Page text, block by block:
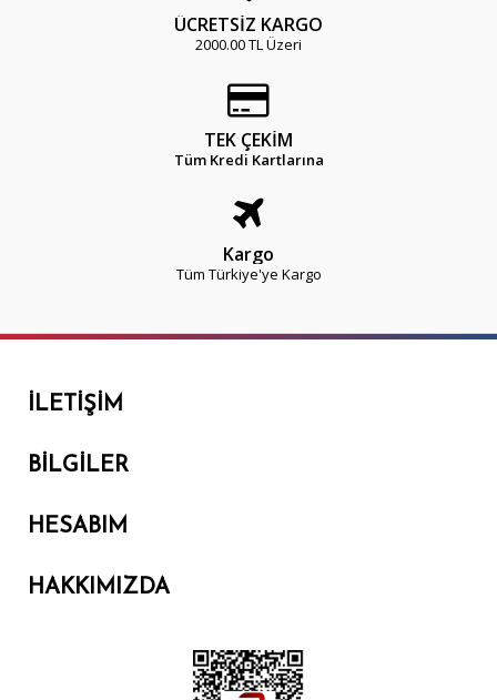
ÜCRETSİZ KARGO
2000.00 TL Üzeri
TEK ÇEKİM
Tüm Kredi Kartlarına
Kargo
Tüm Türkiye'ye Kargo
İLETIŞIM
BILGILER
HESABIM
HAKKIMIZDA